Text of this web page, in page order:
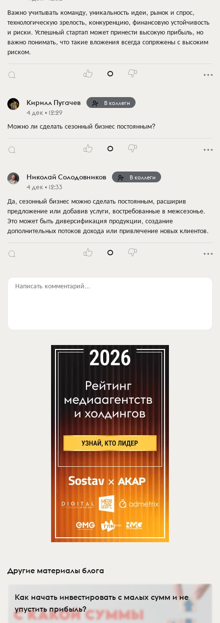
Важно учитывать команду, уникальность идеи, рынок и спрос,
технологическую зрелость, конкуренцию, финансовую устойчивость
и риски. Успешный стартап может принести высокую прибыль, но
важно понимать, что такие вложения всегда сопряжены с высоким
риском.
0
Кирилл Пугачев В коллеги
4 дек • 12:29
Можно ли сделать сезонный бизнес постоянным?
0
Николай Солодовников В коллеги
4 дек • 12:33
Да, сезонный бизнес можно сделать постоянным, расширив
предложение или добавив услуги, востребованные в межсезонье.
Это может быть диверсификация продукции, создание
дополнительных потоков дохода или привлечение новых клиентов.
0
Написать комментарий...
Другие материалы блога
Как начать инвестировать с малых сумм и не
упустить прибыль?